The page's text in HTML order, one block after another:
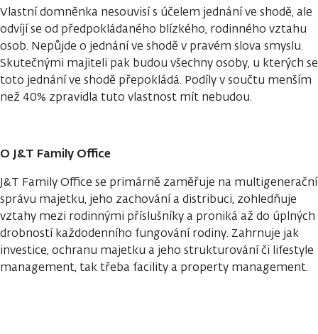
Vlastní domněnka nesouvisí s účelem jednání ve shodě, ale
odvíjí se od předpokládaného blízkého, rodinného vztahu
osob. Nepůjde o jednání ve shodě v pravém slova smyslu.
Skutečnými majiteli pak budou všechny osoby, u kterých se
toto jednání ve shodě přepokládá. Podíly v součtu menším
než 40% zpravidla tuto vlastnost mít nebudou.
O J&T Family Office
J&T Family Office se primárně zaměřuje na multigenerační
správu majetku, jeho zachování a distribuci, zohledňuje
vztahy mezi rodinnými příslušníky a proniká až do úplných
drobností každodenního fungování rodiny. Zahrnuje jak
investice, ochranu majetku a jeho strukturování či lifestyle
management, tak třeba facility a property management.